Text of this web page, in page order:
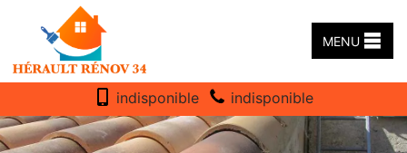
MENU
indisponible indisponible